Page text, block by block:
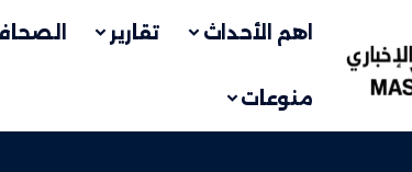
اهم الأحداث تقارير
منوعات